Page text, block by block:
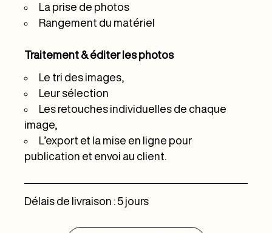
La prise de photos
Rangement du matériel
Traitement & éditer les photos
Le tri des images,
Leur sélection
Les retouches individuelles de chaque
image,
L’export et la mise en ligne pour
publication et envoi au client.
Délais de livraison : 5 jours